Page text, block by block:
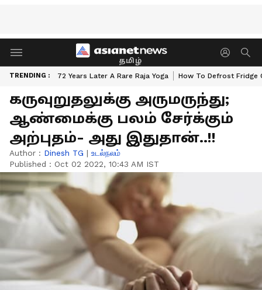
தமிழ்
TRENDING : 72 Years Later A Rare Raja Yoga How To Defrost Fridge
கருவுறுதலுக்கு அருமருந்து;
ஆண்மைக்கு பலம் சேர்க்கும்
அற்புதம்- அது இதுதான்..!!
Author : Dinesh TG | உடல்நலம்
Published : Oct 02 2022, 10:43 AM IST